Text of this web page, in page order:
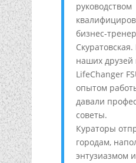
руководством
бизнес-
наших друзей
LifeChanger
опытом
давали
советы.
Кураторы
городам,
энтузиазмом